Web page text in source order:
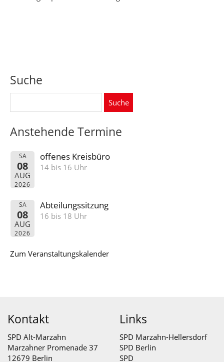
Suche
Anstehende Termine
SA
08
AUG
2026
offenes Kreisbüro
14 bis 16 Uhr
SA
08
AUG
2026
Abteilungssitzung
16 bis 18 Uhr
Zum Veranstaltungskalender
Kontakt
SPD Alt-Marzahn
Marzahner Promenade 37
12679 Berlin
Links
SPD Marzahn-Hellersdorf
SPD Berlin
SPD